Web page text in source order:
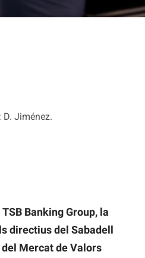
D. Jiménez.
Banking Group, la
directius del Sabadell
Mercat de Valors